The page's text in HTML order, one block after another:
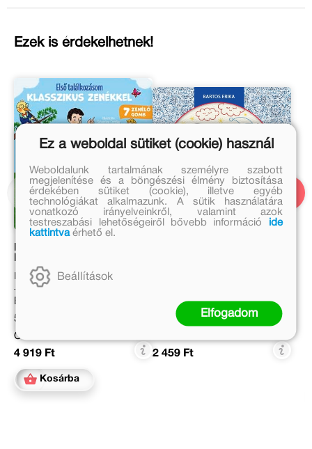
Ezek is érdekelhetnek!
Emilie Collet
Eredeti ár:
5 999 Ft
Online ár:
4 919 Ft
Kosárba
Eredeti ár:
2 999 Ft
2 459 Ft
Ez a weboldal sütiket (cookie) használ
Weboldalunk tartalmának személyre szabott
megjelenítése és a böngészési élmény biztosítása
érdekében sütiket (cookie), illetve egyéb
technológiákat alkalmazunk. A sütik használatára
vonatkozó irányelveinkről, valamint azok
testreszabási lehetőségeiről bővebb információ
ide
kattintvaérhető el.
Beállítások
Elfogadom